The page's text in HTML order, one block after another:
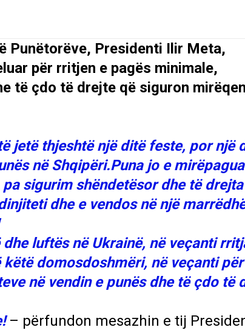
Punëtorëve, Presidenti Ilir Meta,
për rritjen e pagës minimale,
të çdo të drejte që siguron
jetë thjeshtë një ditë feste, por një
në Shqipëri.Puna jo e
sigurim shëndetësor dhe të
dhe e vendos në një
luftës në Ukrainë, në veçanti
domosdoshmëri, në veçanti për
në vendin e punës dhe të çdo të
– përfundon mesazhin e tij